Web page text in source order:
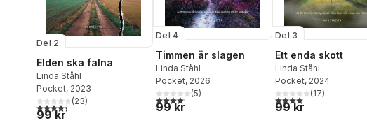
Del 2
Elden ska falna
Linda Ståhl
Pocket, 2023
4,3utav 5 stjärnor. Totalt antal röster:
(23)
99 kr
Del 4
Timmen är slagen
Linda Ståhl
Pocket, 2026
4,2utav 5 stjärnor. Totalt antal röster:
(5)
99 kr
Del 3
Ett enda skott
Linda Ståhl
Pocket, 2024
4,0utav 5 stjärnor.
(17)
99 kr